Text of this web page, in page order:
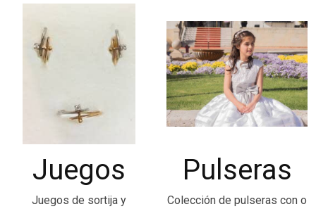
Juegos
Juegos de sortija y
Pulseras
Colección de pulseras con o